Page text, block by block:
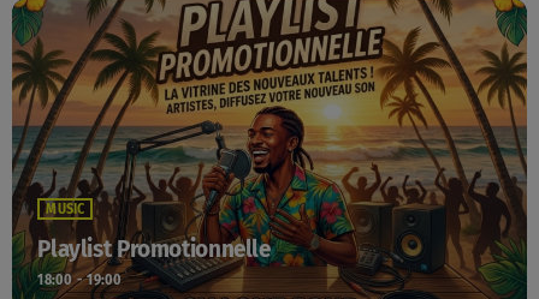
MUSIC
Playlist Promotionnelle
18:00 - 19:00